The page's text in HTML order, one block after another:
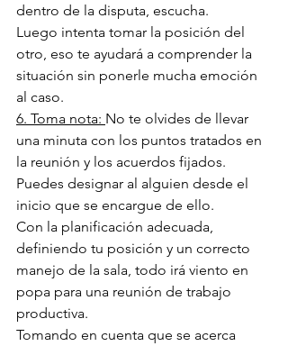
dentro de la disputa, escucha.
Luego intenta tomar la posición del
otro, eso te ayudará a comprender la
situación sin ponerle mucha emoción
al caso.
6. Toma nota: No te olvides de llevar
una minuta con los puntos tratados en
la reunión y los acuerdos fijados.
Puedes designar al alguien desde el
inicio que se encargue de ello.
Con la planificación adecuada,
definiendo tu posición y un correcto
manejo de la sala, todo irá viento en
popa para una reunión de trabajo
productiva.
Tomando en cuenta que se acerca